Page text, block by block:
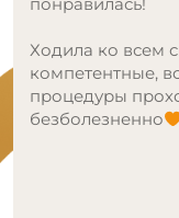
понравилась!
Ходила ко всем
компетентные,
процедуры
безболезненно